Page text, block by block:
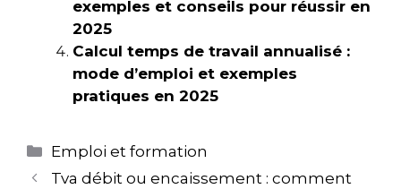
exemples et conseils pour réussir en
2025
Calcul temps de travail annualisé :
mode d’emploi et exemples
pratiques en 2025
Catégories
Emploi et formation
Tva débit ou encaissement : comment